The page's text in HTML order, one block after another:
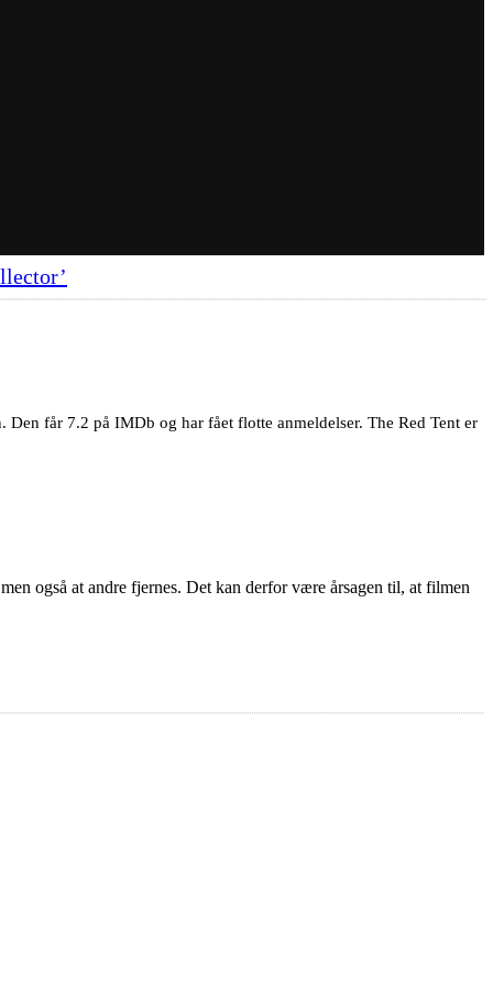
får 7.2 på IMDb og har fået flotte anmeldelser. The Red Tent er
også at andre fjernes. Det kan derfor være årsagen til, at filmen